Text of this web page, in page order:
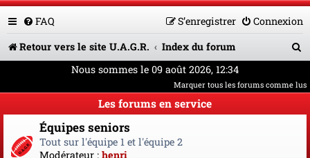
FAQ Connexion
S’enregistrer
Retour vers le site U.A.G.R.
Index du forum
c
Nous sommes le 09 août 2026, 12:34
Marquer tous les forums comme lus
Les forums en service
Équipes seniors
Tout sur l'équipe 1 et l'équipe 2
Modérateur : henri